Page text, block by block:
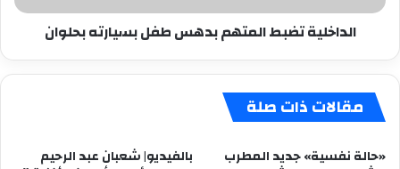
الداخلية تضبط المتهم بدهس طفل بسيارته بحلوان
مقالات ذات صلة
«حالة نفسية» جديد المطرب بالفيديو| شعبان عبد الرحيم